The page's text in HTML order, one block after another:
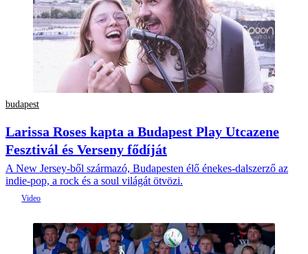
budapest
Larissa Roses kapta a Budapest Play Utcazene
Fesztivál és Verseny fődíját
A New Jersey-ből származó, Budapesten élő énekes-dalszerző az
indie-pop, a rock és a soul világát ötvözi.